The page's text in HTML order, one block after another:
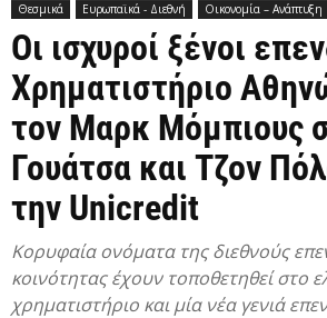
Θεσμικά Ευρωπαϊκά - Διεθνή Οικονομία – Ανάπτυξη
Οι ισχυροί ξένοι
Χρηματιστήριο
τον Μαρκ Μόμπιους
Γουάτσα και Τζον
την Unicredit
Κορυφαία ονόματα της διεθνούς
κοινότητας έχουν τοποθετηθεί στο
χρηματιστήριο και μία νέα γενιά